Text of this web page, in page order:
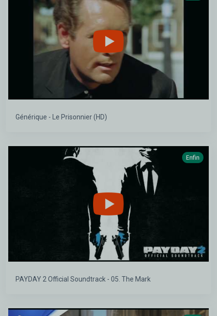
Générique - Le Prisonnier (HD)
Enfin
PAYDAY 2 Official Soundtrack - 05. The Mark